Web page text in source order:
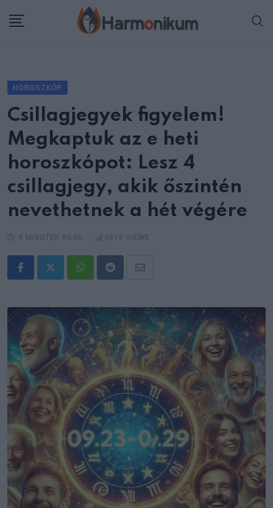
HOROSZKÓP
Csillagjegyek figyelem!
Megkaptuk az e heti
horoszkópot: Lesz 4
csillagjegy, akik őszintén
nevethetnek a hét végére
WhatsappRedditShare
Email